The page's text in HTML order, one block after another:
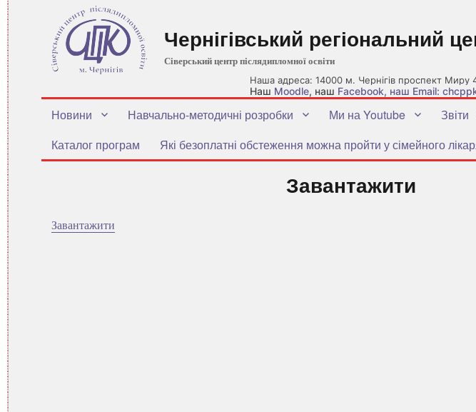
Наша адреса: 14000 м. Чернігів проспект Миру
Наш Moodle, наш Facebook, наш Email:
Чернігівський регіональний
Сіверський центр післядипломної освіти
Новини Навчально-методичні розробки Ми на Youtube Звіти
Каталог програм
Які безоплатні обстеження можна пройти у сімейного
Завантажити
Завантажити